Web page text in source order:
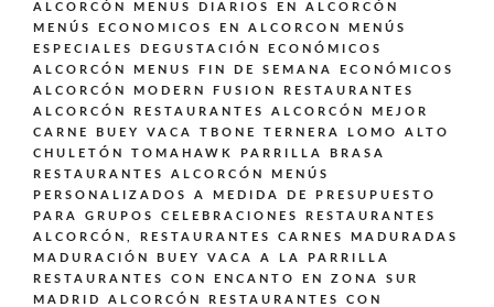
ALCORCÓN
MENUS DIARIOS EN ALCORCÓN
MENÚS ECONOMICOS EN ALCORCON
MENÚS
ESPECIALES DEGUSTACIÓN ECONÓMICOS
ALCORCÓN
MENUS FIN DE SEMANA ECONÓMICOS
ALCORCÓN
MODERN FUSION
RESTAURANTES
ALCORCÓN
RESTAURANTES ALCORCÓN MEJOR
CARNE BUEY VACA TBONE TERNERA LOMO ALTO
CHULETÓN TOMAHAWK PARRILLA BRASA
RESTAURANTES ALCORCÓN MENÚS
PERSONALIZADOS A MEDIDA DE PRESUPUESTO
PARA GRUPOS CELEBRACIONES
RESTAURANTES
ALCORCÓN,
RESTAURANTES CARNES MADURADAS
MADURACIÓN BUEY VACA A LA PARRILLA
RESTAURANTES CON ENCANTO EN ZONA SUR
MADRID ALCORCÓN
RESTAURANTES CON